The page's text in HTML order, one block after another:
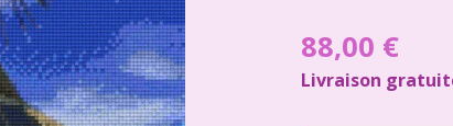
88,00 €
Livraison